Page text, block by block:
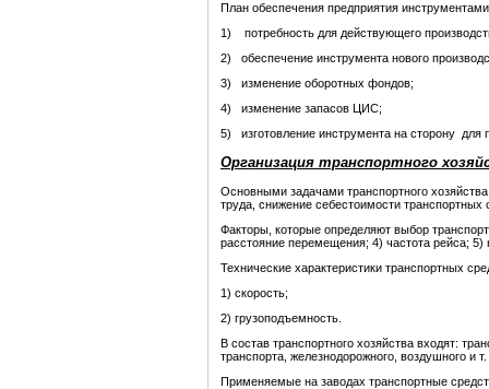
План обеспечения предприятия
1) потребность для действующего
2) обеспечение инструмента нового
3) изменение оборотных фондов;
4) изменение запасов ЦИС;
5) изготовление инструмента на сторону для
Организация транспортного
Основными задачами транспортного
труда, снижение себестоимости транспортных
Факторы, которые определяют выбор
расстояние перемещения; 4) частота рейса;
Технические характеристики транспортных
1) скорость;
2) грузоподъемность.
В состав транспортного хозяйства входят:
транспорта, железнодорожного, воздушного и
Применяемые на заводах транспортные